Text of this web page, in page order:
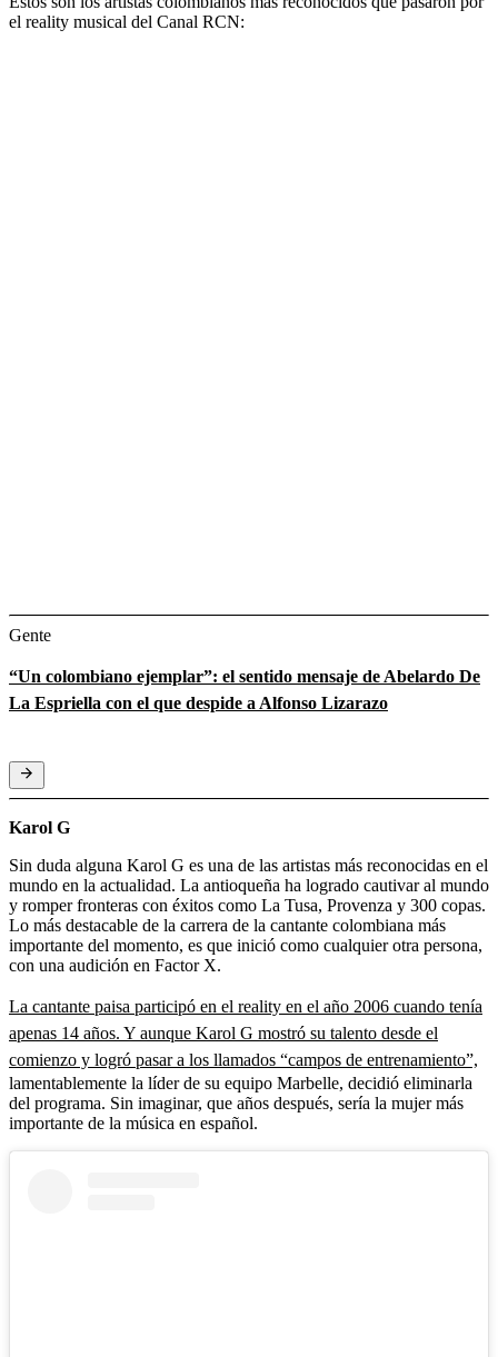
el reality musical del Canal RCN:
Gente
“Un colombiano ejemplar”: el sentido mensaje de Abelardo De
La Espriella con el que despide a Alfonso Lizarazo
Karol G
Sin duda alguna Karol G es una de las artistas más reconocidas en el
mundo en la actualidad. La antioqueña ha logrado cautivar al mundo
y romper fronteras con éxitos como La Tusa, Provenza y 300 copas.
Lo más destacable de la carrera de la cantante colombiana más
importante del momento, es que inició como cualquier otra persona,
con una audición en Factor X.
La cantante paisa participó en el reality en el año 2006 cuando tenía
apenas 14 años. Y aunque Karol G mostró su talento desde el
comienzo y logró pasar a los llamados “campos de entrenamiento”,
lamentablemente la líder de su equipo Marbelle, decidió eliminarla
del programa. Sin imaginar, que años después, sería la mujer más
importante de la música en español.